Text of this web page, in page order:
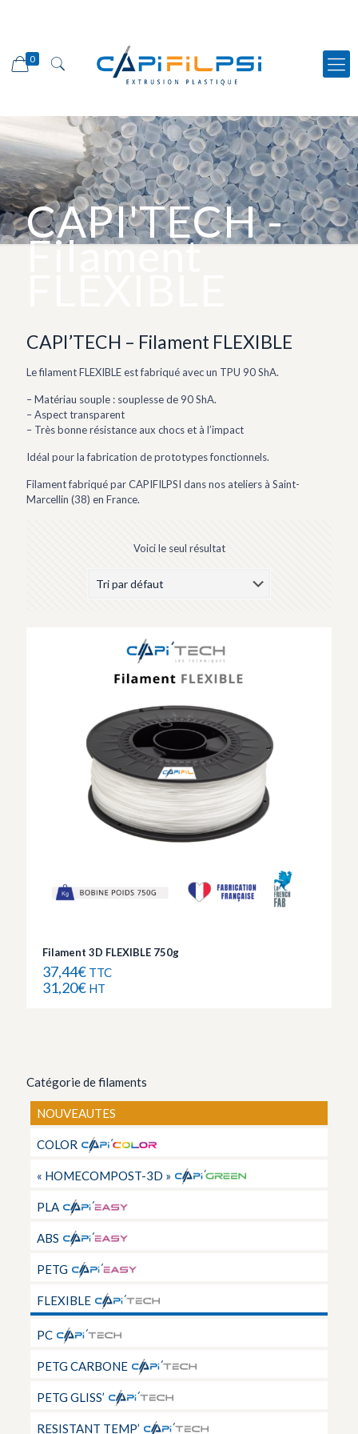
0
CAPI'TECH -
Filament
CAPI’TECH – Filament FLEXIBLE
Le filament FLEXIBLE est fabriqué avec un TPU 90 ShA.
– Matériau souple : souplesse de 90 ShA.
– Aspect transparent
– Très bonne résistance aux chocs et à l’impact
Idéal pour la fabrication de prototypes fonctionnels.
Filament fabriqué par CAPIFILPSI dans nos ateliers à Saint-
Marcellin (38) en France.
Voici le seul résultat
Filament 3D FLEXIBLE 750g
37,44€ TTC
31,20€ HT
Catégorie de filaments
NOUVEAUTES
COLOR
« HOMECOMPOST-3D »
PLA
ABS
PETG
FLEXIBLE
PC
PETG CARBONE
PETG GLISS’
RESISTANT TEMP’